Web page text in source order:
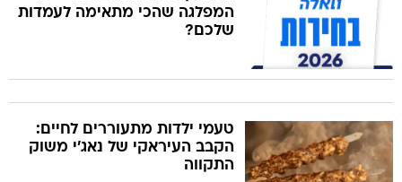
המפלגה שהכי מתאימה לעמדות
שלכם?
טעמי ילדות מתעוררים לחיים:
הקבב העיראקי של נאג׳י משוק
התקווה